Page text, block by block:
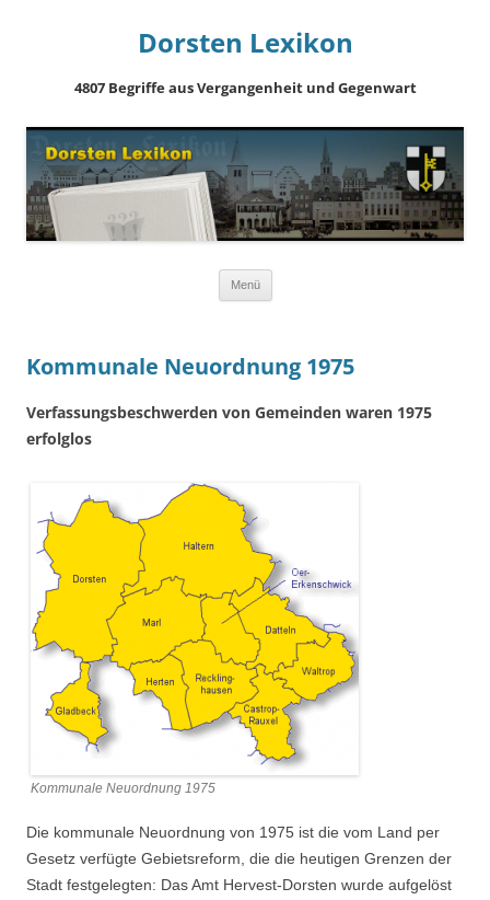
Dorsten Lexikon
4807 Begriffe aus Vergangenheit und Gegenwart
Menü
Kommunale Neuordnung 1975
Verfassungsbeschwerden von Gemeinden waren 1975
erfolglos
Kommunale Neuordnung 1975
Die kommunale Neuordnung von 1975 ist die vom Land per
Gesetz verfügte Gebietsreform, die die heutigen Grenzen der
Stadt festgelegten: Das Amt Hervest-Dorsten wurde aufgelöst